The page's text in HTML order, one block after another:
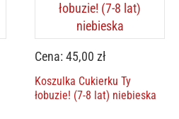
Cena: 45,00 zł
Koszulka Cukierku Ty
łobuzie! (7-8 lat) niebieska